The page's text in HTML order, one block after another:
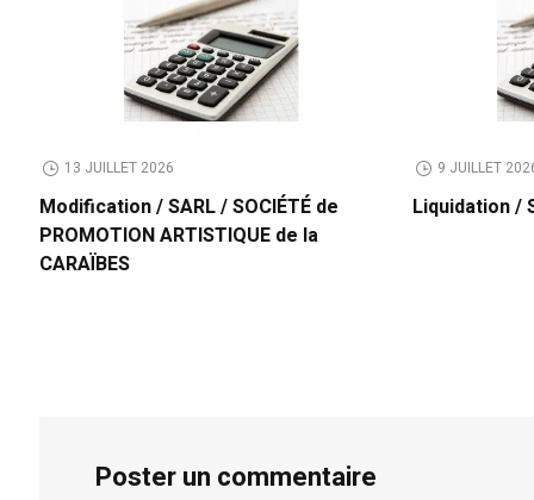
13 JUILLET 2026
Modification / SARL / SOCIÉTÉ de
PROMOTION ARTISTIQUE de la
CARAÏBES
9 JUILLET
Liquidation /
Poster un commentaire